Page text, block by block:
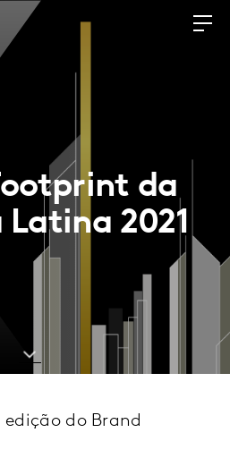
da
2021
do Brand